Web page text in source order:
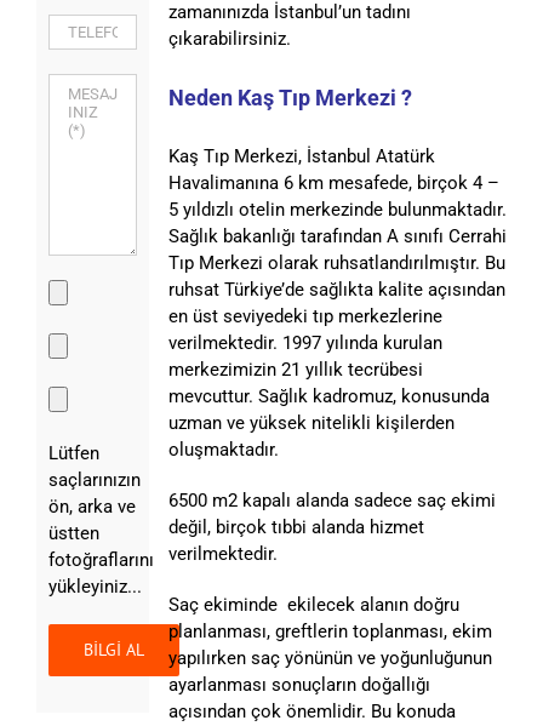
Lütfen
saçlarınızın
ön, arka ve
üstten
fotoğraflarını
yükleyiniz...
zamanınızda İstanbul’un tadını
çıkarabilirsiniz.
Neden Kaş Tıp Merkezi ?
Kaş Tıp Merkezi, İstanbul Atatürk
Havalimanına 6 km mesafede, birçok 4 –
5 yıldızlı otelin merkezinde bulunmaktadır.
Sağlık bakanlığı tarafından A sınıfı Cerrahi
Tıp Merkezi olarak ruhsatlandırılmıştır. Bu
ruhsat Türkiye’de sağlıkta kalite açısından
en üst seviyedeki tıp merkezlerine
verilmektedir. 1997 yılında kurulan
merkezimizin 21 yıllık tecrübesi
mevcuttur. Sağlık kadromuz, konusunda
uzman ve yüksek nitelikli kişilerden
oluşmaktadır.
6500 m2 kapalı alanda sadece saç ekimi
değil, birçok tıbbi alanda hizmet
verilmektedir.
Saç ekiminde ekilecek alanın doğru
planlanması, greftlerin toplanması, ekim
yapılırken saç yönünün ve yoğunluğunun
ayarlanması sonuçların doğallığı
açısından çok önemlidir. Bu konuda